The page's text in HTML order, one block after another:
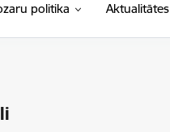
politika Aktualitātes